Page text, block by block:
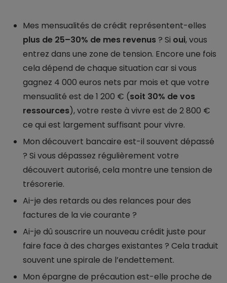
Mes mensualités de crédit représentent-elles
plus de 25–30% de mes revenus? Si oui, vous
entrez dans une zone de tension. Encore une fois
cela dépend de chaque situation car si vous
gagnez 4 000 euros nets par mois et que votre
mensualité est de 1 200 € (soit 30% de vos
ressources), votre reste à vivre est de 2 800 €
ce qui est largement suffisant pour vivre.
Mon découvert bancaire est-il souvent dépassé
? Si vous dépassez régulièrement votre
découvert autorisé, cela montre une tension de
trésorerie.
Ai-je des retards ou des relances pour des
factures de la vie courante ?
Ai-je dû souscrire un nouveau crédit juste pour
faire face à des charges existantes ? Cela traduit
souvent une spirale de l’endettement.
Mon épargne de précaution est-elle proche de